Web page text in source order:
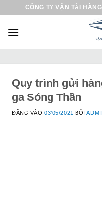
CÔNG TY VẬN TẢI
Quy trình gửi
ga Sóng Thần
ĐĂNG VÀO03/05/2021 BỞI